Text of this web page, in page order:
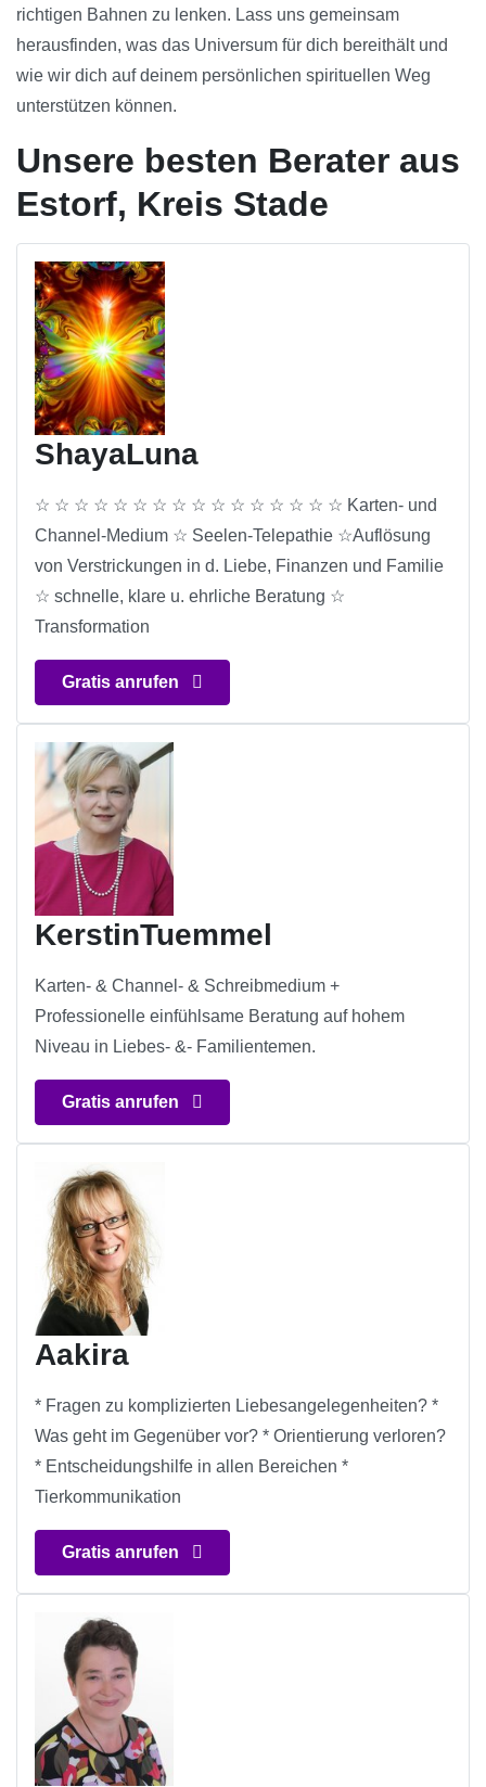
richtigen Bahnen zu lenken. Lass uns gemeinsam
herausfinden, was das Universum für dich bereithält und
wie wir dich auf deinem persönlichen spirituellen Weg
unterstützen können.
Unsere besten Berater aus
Estorf, Kreis Stade
ShayaLuna
☆ ☆ ☆ ☆ ☆ ☆ ☆ ☆ ☆ ☆ ☆ ☆ ☆ ☆ ☆ ☆ Karten- und
Channel-Medium ☆ Seelen-Telepathie ☆Auflösung
von Verstrickungen in d. Liebe, Finanzen und Familie
☆ schnelle, klare u. ehrliche Beratung ☆
Transformation
Gratis anrufen
KerstinTuemmel
Karten- & Channel- & Schreibmedium +
Professionelle einfühlsame Beratung auf hohem
Niveau in Liebes- &- Familientemen.
Gratis anrufen
Aakira
* Fragen zu komplizierten Liebesangelegenheiten? *
Was geht im Gegenüber vor? * Orientierung verloren?
* Entscheidungshilfe in allen Bereichen *
Tierkommunikation
Gratis anrufen